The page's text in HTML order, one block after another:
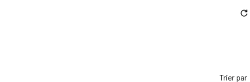
Trier par